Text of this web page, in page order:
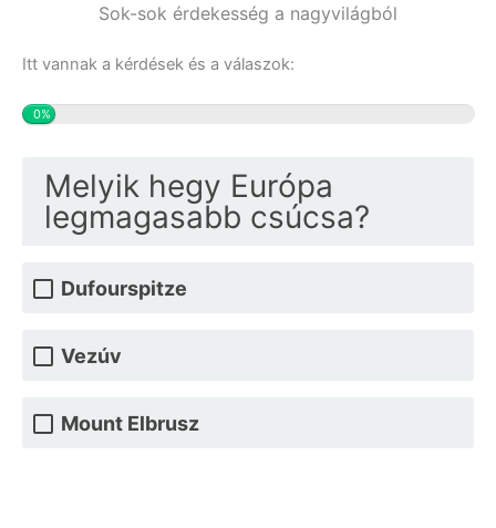
Sok-sok érdekesség a nagyvilágból
Itt vannak a kérdések és a válaszok:
0%
Melyik hegy Európa
legmagasabb csúcsa?
Dufourspitze
Vezúv
Mount Elbrusz